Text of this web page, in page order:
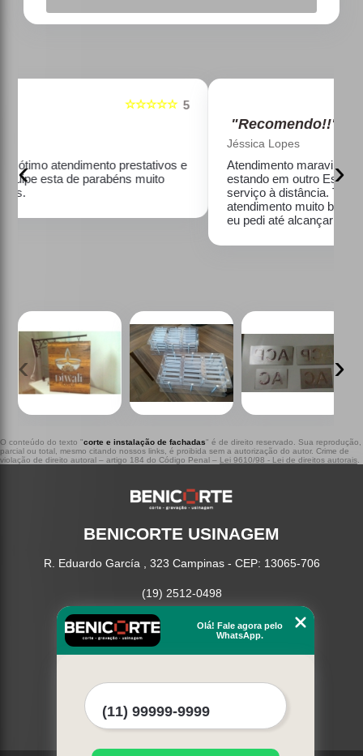
Atendimento maravilhoso e personalizado! Mesmo
estando em outro Estado, consegui fazer todo o
serviço à distância. Trabalho impecável e o
atendimento muito bom! Fizeram vários testes que
eu pedi até alcançar a expectativa. Ficou excelente!
‹ ›
‹ ›
O conteúdo do texto "corte e instalação de fachadas" é de direito reservado. Sua reprodução,
parcial ou total, mesmo citando nossos links, é proibida sem a autorização do autor. Crime de
violação de direito autoral – artigo 184 do Código Penal – Lei 9610/98 - Lei de direitos autorais
BENICORTE USINAGEM
R. Eduardo García , 323 Campinas - CEP: 13065-706
(19) 2512-0498
Home
Serviços
Mapa do site
Olá! Fale agora pelo
WhatsApp.